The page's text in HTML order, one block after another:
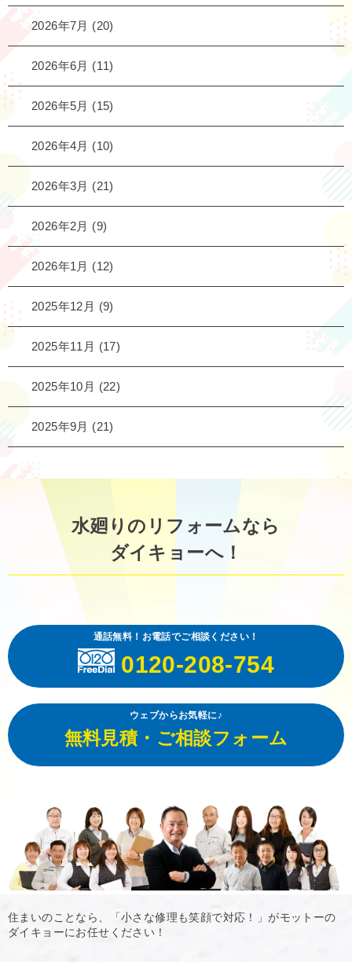
2026年7月 (20)
2026年6月 (11)
2026年5月 (15)
2026年4月 (10)
2026年3月 (21)
2026年2月 (9)
2026年1月 (12)
2025年12月 (9)
2025年11月 (17)
2025年10月 (22)
2025年9月 (21)
水廻りのリフォームなら
ダイキョーへ！
通話無料！お電話でご相談ください！
0120-208-754
ウェブからお気軽に♪
無料見積・ご相談フォーム
住まいのことなら、「小さな修理も笑顔で対応！」がモットーの
ダイキョーにお任せください！